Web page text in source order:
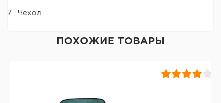
Чехол
ПОХОЖИЕ ТОВАРЫ